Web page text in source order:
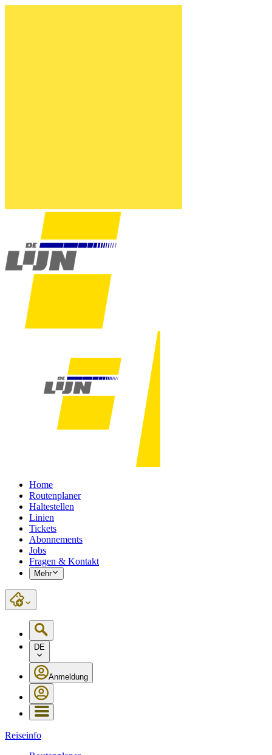
Home
Routenplaner
Haltestellen
Linien
Tickets
Abonnements
Jobs
Fragen & Kontakt
Mehr
DE
Anmeldung
Reiseinfo